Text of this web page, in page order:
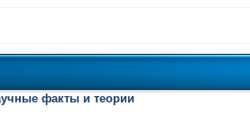
факты и теории